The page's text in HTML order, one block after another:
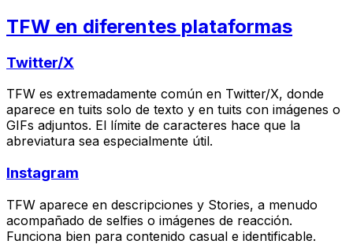
TFW en diferentes plataformas
Twitter/X
TFW es extremadamente común en Twitter/X, donde
aparece en tuits solo de texto y en tuits con imágenes o
GIFs adjuntos. El límite de caracteres hace que la
abreviatura sea especialmente útil.
Instagram
TFW aparece en descripciones y Stories, a menudo
acompañado de selfies o imágenes de reacción.
Funciona bien para contenido casual e identificable.